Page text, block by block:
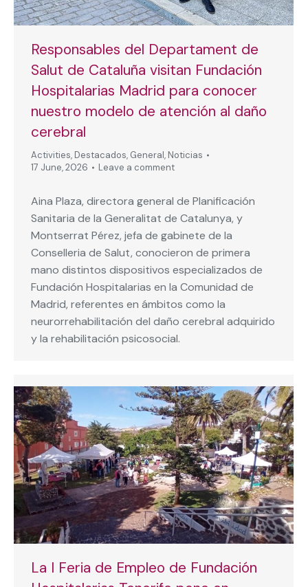
Responsables del Departament de
Salut de Cataluña visitan Fundación
Hospitalarias Madrid para conocer
nuestro modelo de atención al daño
cerebral
Activities, Destacados, General, Noticias
17 June, 2026
Leave a comment
Aina Plaza, directora general de Planificación
Sanitaria de la Generalitat de Catalunya, y
Montserrat Pérez, jefa de gabinete de la
Conselleria de Salut, conocieron de primera
mano distintos dispositivos especializados de
Fundación Hospitalarias en la Comunidad de
Madrid, referentes en ámbitos como la
neurorrehabilitación del daño cerebral adquirido
y la rehabilitación psicosocial.
La I Feria de Empleo de Fundación